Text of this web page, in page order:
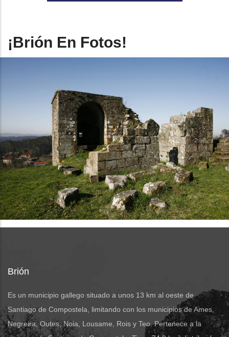
¡Brión En Fotos!
Brión
Es un municipio gallego situado a unos 13 km al oeste de
Santiago de Compostela, limitando con los municipios de Ames,
Negreira, Outes, Noia, Lousame, Rois y Teo. Pertenece a la